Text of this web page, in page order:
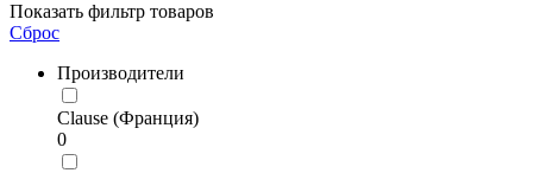
Показать фильтр товаров
Сброс
Производители
Clause (Франция)
0